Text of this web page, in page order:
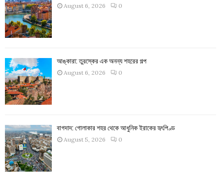
August 6, 2026 0
আঙ্কারা: তুরস্কের এক অনন্য শহরের গল্প
August 6, 2026 0
বাগদাদ: গোলাকার শহর থেকে আধুনিক ইরাকের হৃৎপিণ্ড
August 5, 2026 0